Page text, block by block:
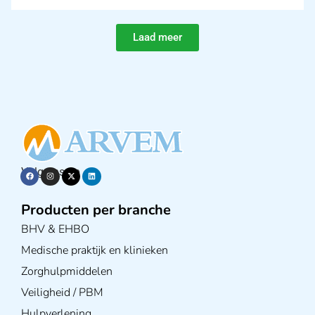
Laad meer
Volg ons op
Producten per branche
BHV & EHBO
Medische praktijk en klinieken
Zorghulpmiddelen
Veiligheid / PBM